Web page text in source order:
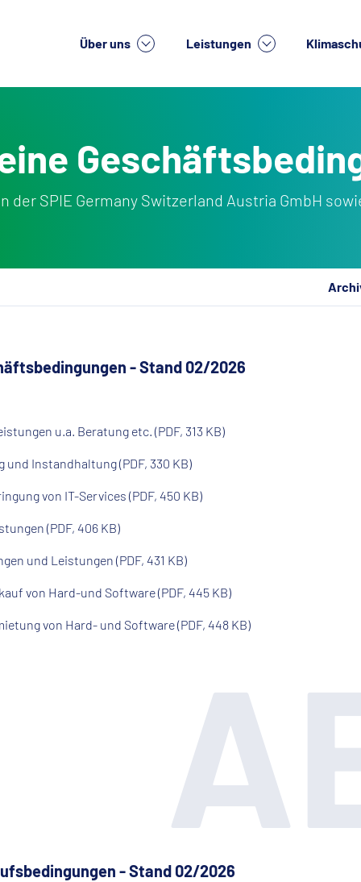
Über uns Leistungen
der SPIE Germany Switzerland Austria GmbH
- Stand 02/2026
u.a. Beratung etc. (PDF, 313 KB)
und Instandhaltung (PDF, 330 KB)
von IT-Services (PDF, 450 KB)
(PDF, 406 KB)
und Leistungen (PDF, 431 KB)
von Hard-und Software (PDF, 445 KB)
von Hard- und Software (PDF, 448 KB)
- Stand 02/2026